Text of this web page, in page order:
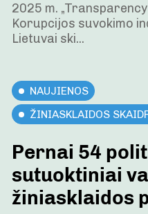
2025 m.
Korupcijos suvokimo
Lietuvai ski...
NAUJIENOS
ŽINIASKLAIDOS
Pernai 54
sutuoktiniai
žiniasklaidos